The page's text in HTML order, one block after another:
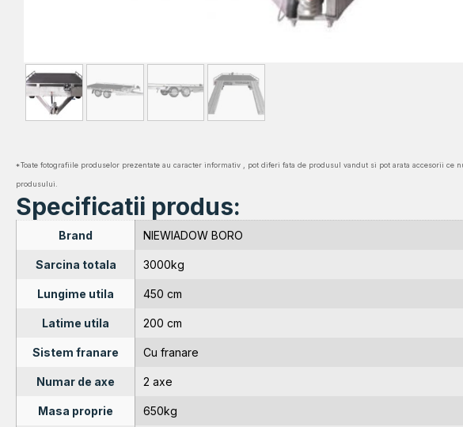
*Toate fotografiile produselor prezentate au caracter informativ , pot diferi fata de produsul vandut si pot arata accesorii ce
produsului.
Specificatii produs:
Brand NIEWIADOW BORO
Sarcina totala 3000kg
Lungime utila 450 cm
Latime utila 200 cm
Sistem franare Cu franare
Numar de axe 2 axe
Masa proprie 650kg